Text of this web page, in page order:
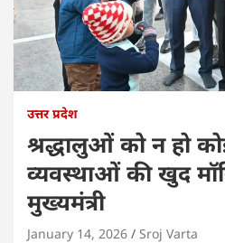
उत्तर प्रदेश
श्रद्धालुओं को न हो
व्यवस्थाओं की खुद
मुख्यमंत्री
January 14, 2026 Sroj Varta